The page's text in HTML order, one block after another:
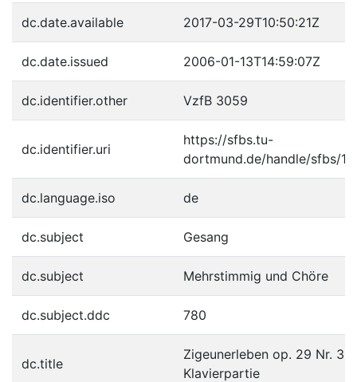
dc.date.available 2017-03-29T10:50:21Z
dc.date.issued 2006-01-13T14:59:07Z
dc.identifier.other VzfB 3059
dc.identifier.uri
https://sfbs.tu-
dortmund.de/handle/sfbs/
dc.language.iso de
dc.subject Gesang
dc.subject Mehrstimmig und Chöre
dc.subject.ddc 780
dc.title
Zigeunerleben op. 29 Nr. 3.,
Klavierpartie